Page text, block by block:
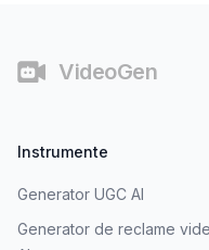
VideoGen
Instrumente
Generator UGC AI
Generator de reclame